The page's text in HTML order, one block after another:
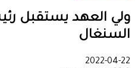
ولي العهد يستقبل
السنغال
2022-04-22